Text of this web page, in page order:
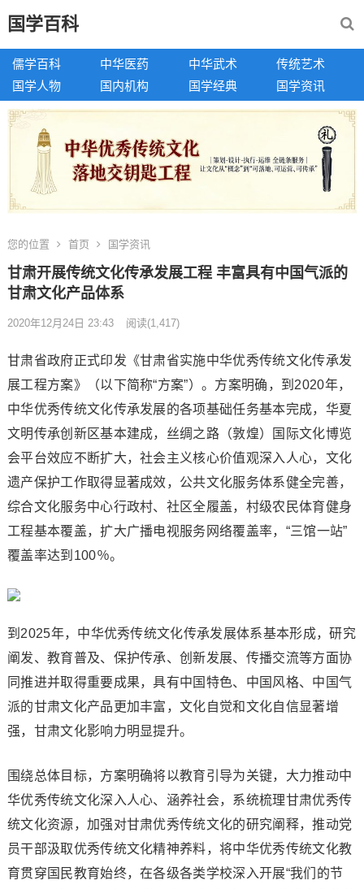
国学百科
儒学百科 中华医药 中华武术
传统艺术
国学人物
国内机构 国学经典 国学资讯
您的位置 首页 国学资讯
甘肃开展传统文化传承发展工程 丰富具有中国气派的
甘肃文化产品体系
2020年12月24日 23:43 阅读(1,417)
甘肃省政府正式印发《甘肃省实施中华优秀传统文化传承发
展工程方案》（以下简称“方案”）。方案明确，到2020年，
中华优秀传统文化传承发展的各项基础任务基本完成，华夏
文明传承创新区基本建成，丝绸之路（敦煌）国际文化博览
会平台效应不断扩大，社会主义核心价值观深入人心，文化
遗产保护工作取得显著成效，公共文化服务体系健全完善，
综合文化服务中心行政村、社区全履盖，村级农民体育健身
工程基本覆盖，扩大广播电视服务网络覆盖率，“三馆一站”
覆盖率达到100％。
到2025年，中华优秀传统文化传承发展体系基本形成，研究
阐发、教育普及、保护传承、创新发展、传播交流等方面协
同推进并取得重要成果，具有中国特色、中国风格、中国气
派的甘肃文化产品更加丰富，文化自觉和文化自信显著增
强，甘肃文化影响力明显提升。
围绕总体目标，方案明确将以教育引导为关键，大力推动中
华优秀传统文化深入人心、涵养社会，系统梳理甘肃优秀传
统文化资源，加强对甘肃优秀传统文化的研究阐释，推动党
员干部汲取优秀传统文化精神养料，将中华优秀传统文化教
育贯穿国民教育始终，在各级各类学校深入开展“我们的节